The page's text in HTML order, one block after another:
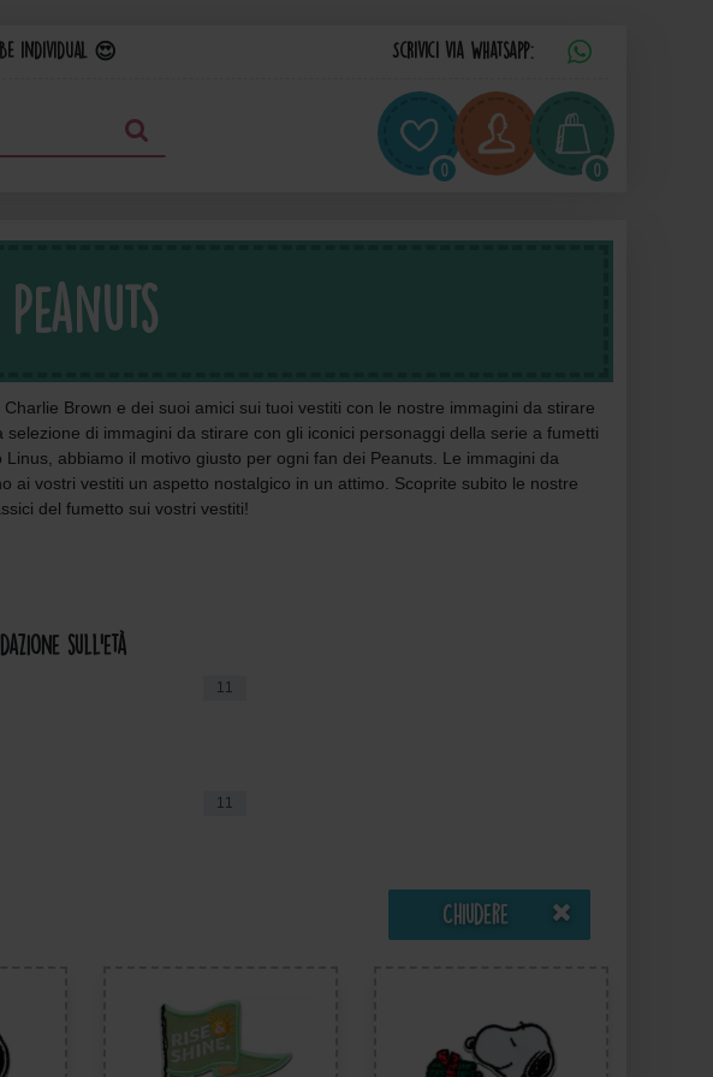
individual 😍 Scrivici via Whatsapp:
0 0
Peanuts
Brown e dei suoi amici sui tuoi vestiti con le nostre immagini da stirare
di immagini da stirare con gli iconici personaggi della serie a fumetti
abbiamo il motivo giusto per ogni fan dei Peanuts. Le immagini da
ai vostri vestiti un aspetto nostalgico in un attimo. Scoprite subito le nostre
del fumetto sui vostri vestiti!
sull'età
11
11
Chiudere